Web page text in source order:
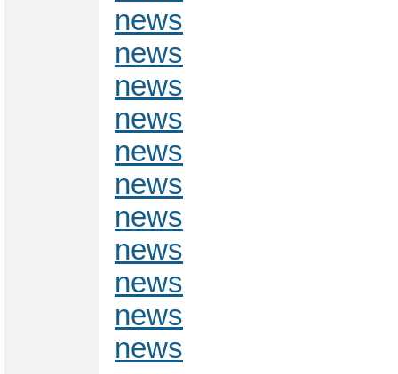
news
news
news
news
news
news
news
news
news
news
news